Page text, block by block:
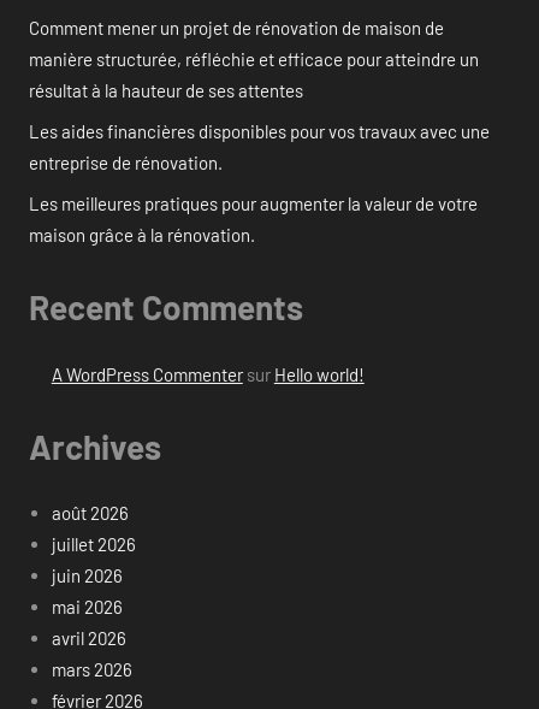
Comment mener un projet de rénovation de maison de
manière structurée, réfléchie et efficace pour atteindre un
résultat à la hauteur de ses attentes
Les aides financières disponibles pour vos travaux avec une
entreprise de rénovation.
Les meilleures pratiques pour augmenter la valeur de votre
maison grâce à la rénovation.
Recent Comments
A WordPress Commentersur Hello world!
Archives
août 2026
juillet 2026
juin 2026
mai 2026
avril 2026
mars 2026
février 2026